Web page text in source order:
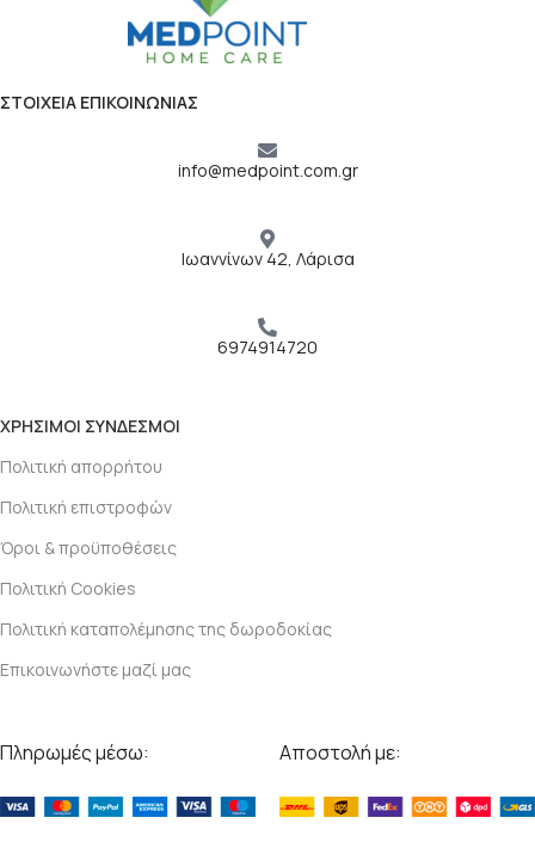
ΣΤΟΙΧΕΙΑ ΕΠΙΚΟΙΝΩΝΙΑΣ
info@medpoint.com.gr
Ιωαννίνων 42, Λάρισα
6974914720
ΧΡΗΣΙΜΟΙ ΣΥΝΔΕΣΜΟΙ
Πολιτική απορρήτου
Πολιτική επιστροφών
Όροι & προϋποθέσεις
Πολιτική Cookies
Πολιτική καταπολέμησης της δωροδοκίας
Επικοινωνήστε μαζί μας
Πληρωμές μέσω: Αποστολή με: